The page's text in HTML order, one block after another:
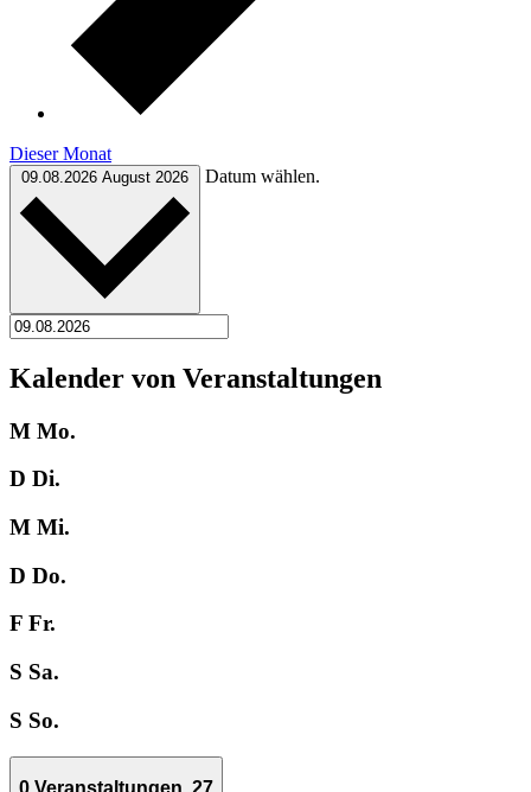
Dieser Monat
09.08.2026 August 2026 Datum wählen.
Kalender von Veranstaltungen
M Mo.
D Di.
M Mi.
D Do.
F Fr.
S Sa.
S So.